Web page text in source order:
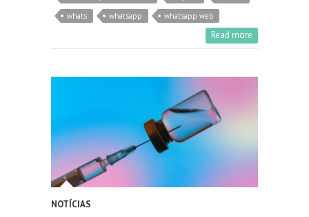
whats
whatsapp whatsapp web
Read more
NOTÍCIAS